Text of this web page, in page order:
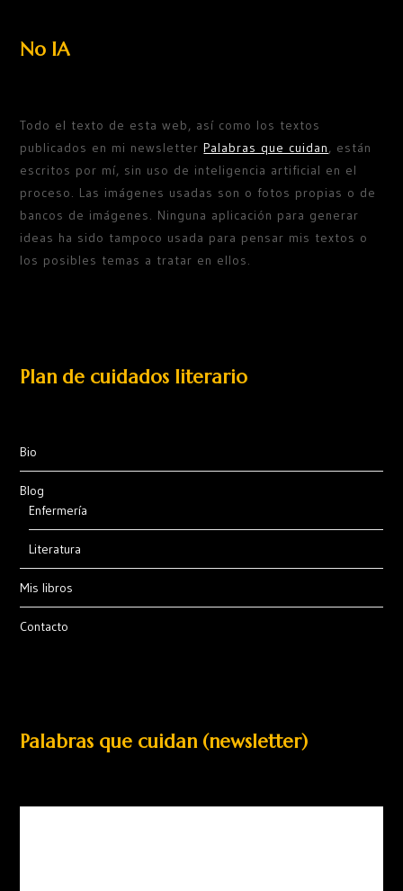
No IA
Todo el texto de esta web, así como los textos
publicados en mi newsletterPalabras que cuidan, están
escritos por mí, sin uso de inteligencia artificial en el
proceso. Las imágenes usadas son o fotos propias o de
bancos de imágenes. Ninguna aplicación para generar
ideas ha sido tampoco usada para pensar mis textos o
los posibles temas a tratar en ellos.
Plan de cuidados literario
Bio
Blog
Enfermería
Literatura
Mis libros
Contacto
Palabras que cuidan (newsletter)